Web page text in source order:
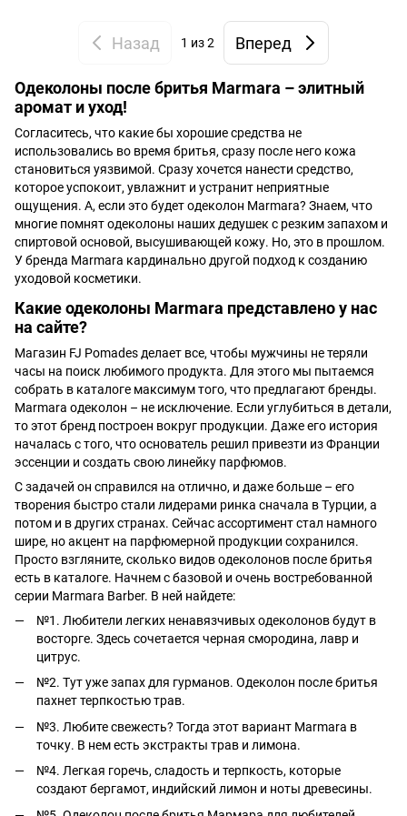
Назад 1 из 2 Вперед
Одеколоны после бритья Marmara – элитный
аромат и уход!
Согласитесь, что какие бы хорошие средства не
использовались во время бритья, сразу после него кожа
становиться уязвимой. Сразу хочется нанести средство,
которое успокоит, увлажнит и устранит неприятные
ощущения. А, если это будет одеколон Marmara? Знаем, что
многие помнят одеколоны наших дедушек с резким запахом и
спиртовой основой, высушивающей кожу. Но, это в прошлом.
У бренда Marmara кардинально другой подход к созданию
уходовой косметики.
Какие одеколоны Marmara представлено у нас
на сайте?
Магазин FJ Pomades делает все, чтобы мужчины не теряли
часы на поиск любимого продукта. Для этого мы пытаемся
собрать в каталоге максимум того, что предлагают бренды.
Marmara одеколон – не исключение. Если углубиться в детали,
то этот бренд построен вокруг продукции. Даже его история
началась с того, что основатель решил привезти из Франции
эссенции и создать свою линейку парфюмов.
С задачей он справился на отлично, и даже больше – его
творения быстро стали лидерами ринка сначала в Турции, а
потом и в других странах. Сейчас ассортимент стал намного
шире, но акцент на парфюмерной продукции сохранился.
Просто взгляните, сколько видов одеколонов после бритья
есть в каталоге. Начнем с базовой и очень востребованной
серии Marmara Barber. В ней найдете:
№1. Любители легких ненавязчивых одеколонов будут в
восторге. Здесь сочетается черная смородина, лавр и
цитрус.
№2. Тут уже запах для гурманов. Одеколон после бритья
пахнет терпкостью трав.
№3. Любите свежесть? Тогда этот вариант Marmara в
точку. В нем есть экстракты трав и лимона.
№4. Легкая горечь, сладость и терпкость, которые
создают бергамот, индийский лимон и ноты древесины.